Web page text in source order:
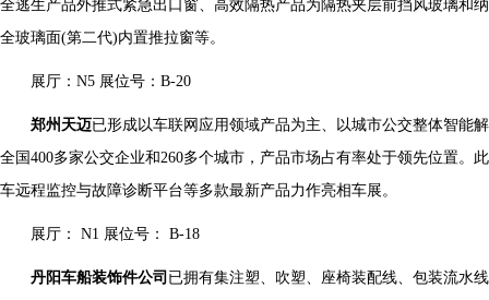
全逃生产品外推式紧急出口窗、高效隔热产品为隔热夹层前挡风玻璃和
全玻璃面(第二代)内置推拉窗等。
展厅：N5 展位号：B-20
郑州天迈已形成以车联网应用领域产品为主、以城市公交整体智能
全国400多家公交企业和260多个城市，产品市场占有率处于领先位置。
车远程监控与故障诊断平台等多款最新产品力作亮相车展。
展厅： N1 展位号： B-18
丹阳车船装饰件公司 已拥有集注塑、吹塑、座椅装配线、包装流水